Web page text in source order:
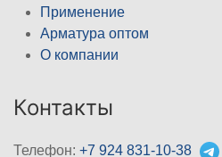
Применение
Арматура оптом
О компании
Контакты
Телефон: +7 924 831-10-38